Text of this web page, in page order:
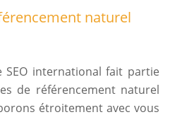
naturel
international fait partie
de référencement naturel
étroitement avec vous